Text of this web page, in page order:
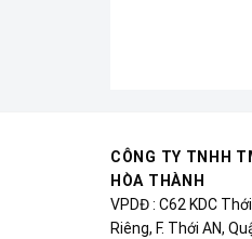
CÔNG TY TNHH
HÒA THÀNH
VPDĐ : C62 KDC
Riêng, F. Thới AN,